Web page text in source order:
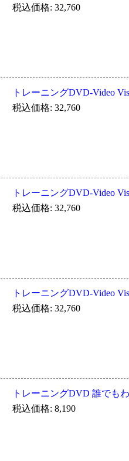
税込価格: 32,760
トレーニングDVD-Video
税込価格: 32,760
トレーニングDVD-Video
税込価格: 32,760
トレーニングDVD-Video
税込価格: 32,760
トレーニングDVD 誰でも
税込価格: 8,190